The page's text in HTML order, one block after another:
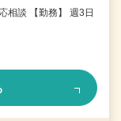
相談 【勤務】 週3日